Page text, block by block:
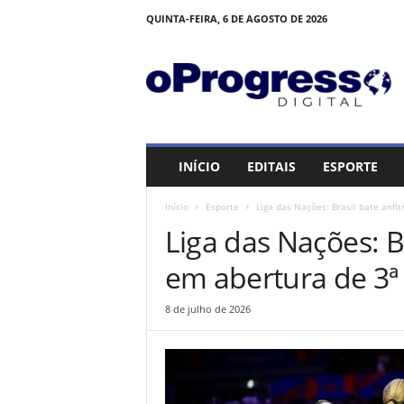
QUINTA-FEIRA, 6 DE AGOSTO DE 2026
R
INÍCIO EDITAIS ESPORTE
Início Esporte Liga das Nações: Brasil bate
Liga das Nações:
em abertura de
8 de julho de 2026